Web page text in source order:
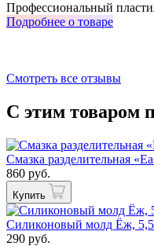
Профессиональный
Подробнее о товаре
Смотреть все отзывы
С этим товаром
Смазка разделительная
860 руб.
Купить
Силиконовый молд Ёж,
290 руб.